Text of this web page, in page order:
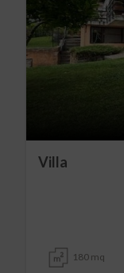
Villa
180 mq